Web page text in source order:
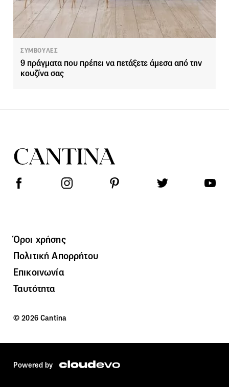
ΣΥΜΒΟΥΛΕΣ
9 πράγματα που πρέπει να πετάξετε άμεσα από την
κουζίνα σας
Όροι χρήσης
Πολιτική Απορρήτου
Επικοινωνία
Ταυτότητα
© 2026 Cantina
Powered by